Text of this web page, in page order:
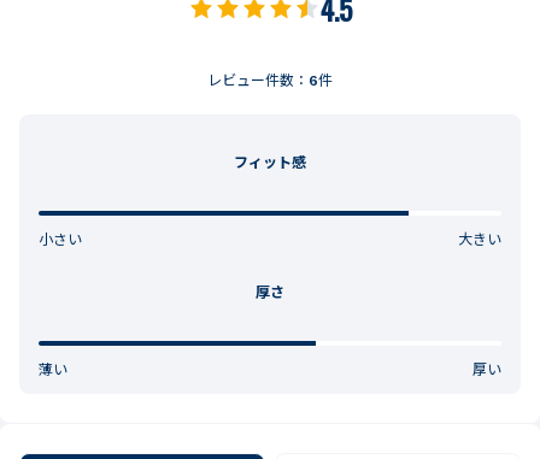
レビュー件数： 6件
フィット感
小さい 大きい
厚さ
薄い 厚い